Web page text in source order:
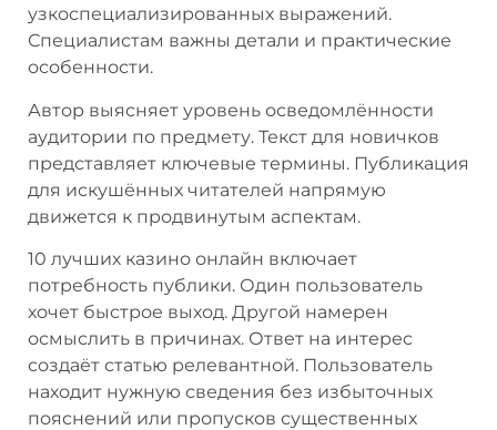
узкоспециализированных выражений.
Специалистам важны детали и практические
особенности.
Автор выясняет уровень осведомлённости
аудитории по предмету. Текст для новичков
представляет ключевые термины. Публикация
для искушённых читателей напрямую
движется к продвинутым аспектам.
10 лучших казино онлайн включает
потребность публики. Один пользователь
хочет быстрое выход. Другой намерен
осмыслить в причинах. Ответ на интерес
создаёт статью релевантной. Пользователь
находит нужную сведения без избыточных
пояснений или пропусков существенных